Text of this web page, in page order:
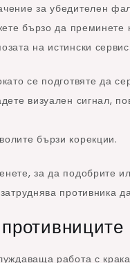
за убедителен
бързо да
на истински сервис.
се подготвяте да
визуален сигнал,
бързи корекции.
за да подобрите
противника
работа с